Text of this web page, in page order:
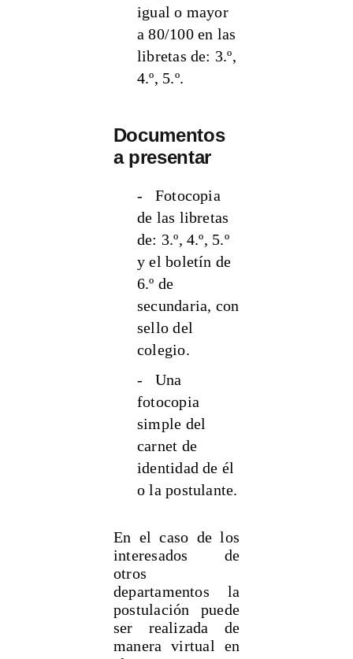
igual o mayor
a 80/100 en las
libretas de: 3.º,
4.º, 5.º.
Documentos
a presentar
- Fotocopia
de las libretas
de: 3.º, 4.º, 5.º
y el boletín de
6.º de
secundaria, con
sello del
colegio.
- Una
fotocopia
simple del
carnet de
identidad de él
o la postulante.
En el caso de los
interesados de
otros
departamentos la
postulación puede
ser realizada de
manera virtual en